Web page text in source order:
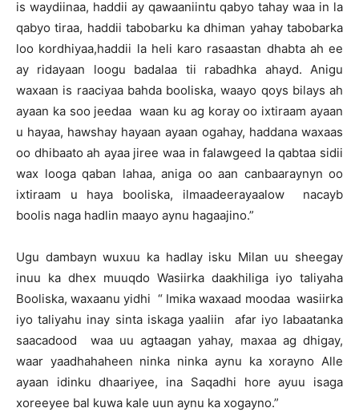
is waydiinaa, haddii ay qawaaniintu qabyo tahay waa in la
qabyo tiraa, haddii tabobarku ka dhiman yahay tabobarka
loo kordhiyaa,haddii la heli karo rasaastan dhabta ah ee
ay ridayaan loogu badalaa tii rabadhka ahayd. Anigu
waxaan is raaciyaa bahda booliska, waayo qoys bilays ah
ayaan ka soo jeedaa waan ku ag koray oo ixtiraam ayaan
u hayaa, hawshay hayaan ayaan ogahay, haddana waxaas
oo dhibaato ah ayaa jiree waa in falawgeed la qabtaa sidii
wax looga qaban lahaa, aniga oo aan canbaaraynyn oo
ixtiraam u haya booliska, ilmaadeerayaalow nacayb
boolis naga hadlin maayo aynu hagaajino.”
Ugu dambayn wuxuu ka hadlay isku Milan uu sheegay
inuu ka dhex muuqdo Wasiirka daakhiliga iyo taliyaha
Booliska, waxaanu yidhi “ Imika waxaad moodaa wasiirka
iyo taliyahu inay sinta iskaga yaaliin afar iyo labaatanka
saacadood waa uu agtaagan yahay, maxaa ag dhigay,
waar yaadhahaheen ninka ninka aynu ka xorayno Alle
ayaan idinku dhaariyee, ina Saqadhi hore ayuu isaga
xoreeyee bal kuwa kale uun aynu ka xogayno.”